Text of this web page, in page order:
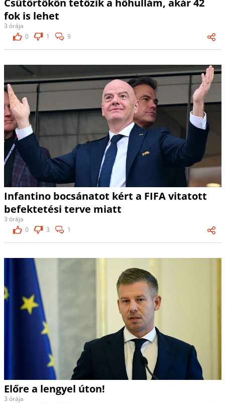
fok is lehet
3 órája
0
1 9
Infantino bocsánatot kért a FIFA vitatott
befektetési terve miatt
3 órája
0
3 1
Előre a lengyel úton!
3 órája